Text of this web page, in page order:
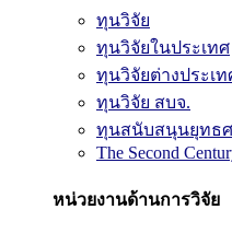
ทุนวิจัย
ทุนวิจัยในประเทศ
ทุนวิจัยต่างประเท
ทุนวิจัย สบจ.
ทุนสนับสนุนยุทธศ
The Second
หน่วยงานด้านการวิจัย